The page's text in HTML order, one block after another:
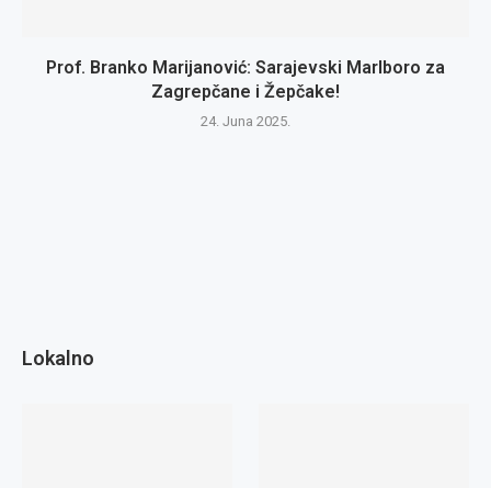
Prof. Branko Marijanović: Sarajevski Marlboro za
Zagrepčane i Žepčake!
24. Juna 2025.
Lokalno